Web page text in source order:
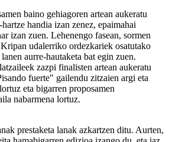
baino gehiagoren artean aukeratu
handia izan zenez, epaimahai
izan zuen. Lehenengo fasean, sormen
udalerriko ordezkariek osatutako
aurre-hautaketa bat egin zuen.
zazpi finalisten artean aukeratu
fuerte" gailendu zitzaien argi eta
eta bigarren proposamen
nabarmena lortuz.
prestaketa lanak azkartzen ditu. Aurten,